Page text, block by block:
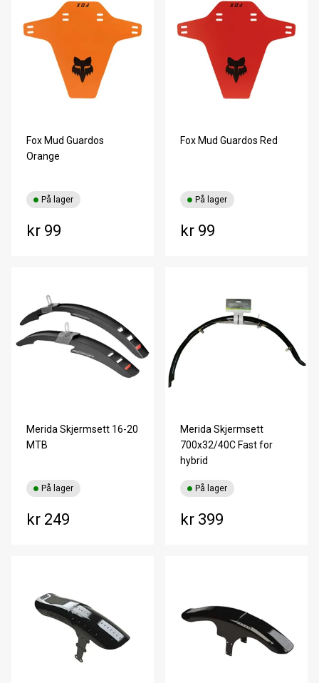
Fox Mud Guardos
Orange
kr 99
På lager
Fox Mud Guardos Red
kr 99
På lager
Merida Skjermsett 16-20
MTB
kr 249
På lager
Merida Skjermsett
700x32/40C Fast for
hybrid
kr 399
På lager